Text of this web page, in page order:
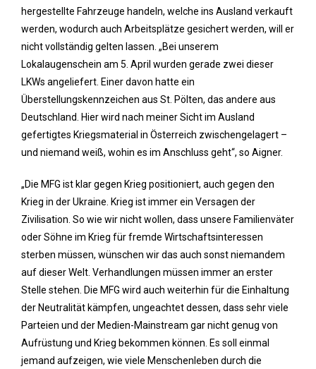
hergestellte Fahrzeuge handeln, welche ins Ausland verkauft
werden, wodurch auch Arbeitsplätze gesichert werden, will er
nicht vollständig gelten lassen. „Bei unserem
Lokalaugenschein am 5. April wurden gerade zwei dieser
LKWs angeliefert. Einer davon hatte ein
Überstellungskennzeichen aus St. Pölten, das andere aus
Deutschland. Hier wird nach meiner Sicht im Ausland
gefertigtes Kriegsmaterial in Österreich zwischengelagert –
und niemand weiß, wohin es im Anschluss geht“, so Aigner.
„Die MFG ist klar gegen Krieg positioniert, auch gegen den
Krieg in der Ukraine. Krieg ist immer ein Versagen der
Zivilisation. So wie wir nicht wollen, dass unsere Familienväter
oder Söhne im Krieg für fremde Wirtschaftsinteressen
sterben müssen, wünschen wir das auch sonst niemandem
auf dieser Welt. Verhandlungen müssen immer an erster
Stelle stehen. Die MFG wird auch weiterhin für die Einhaltung
der Neutralität kämpfen, ungeachtet dessen, dass sehr viele
Parteien und der Medien-Mainstream gar nicht genug von
Aufrüstung und Krieg bekommen können. Es soll einmal
jemand aufzeigen, wie viele Menschenleben durch die